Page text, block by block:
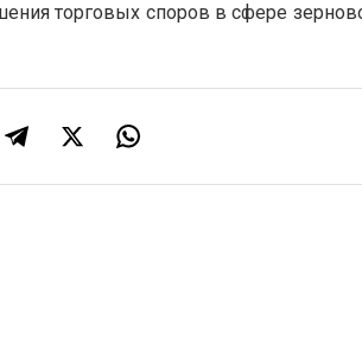
торговых споров в сфере